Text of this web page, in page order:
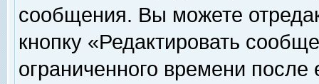
сообщения. Вы можете
кнопку «Редактировать
ограниченного времени